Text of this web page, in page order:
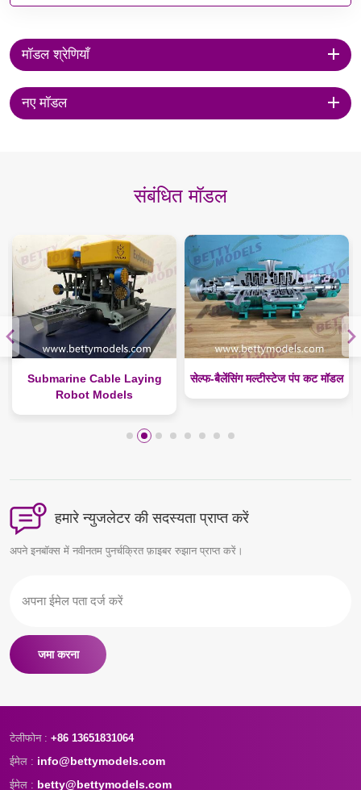
मॉडल श्रेणियाँ
नए मॉडल
संबंधित मॉडल
Submarine Cable Laying
Robot Models
सेल्फ-बैलेंसिंग मल्टीस्टेज पंप कट मॉडल
हमारे न्युजलेटर की सदस्यता प्राप्त करें
अपने इनबॉक्स में नवीनतम पुनर्चक्रित फ़ाइबर रुझान प्राप्त करें।
जमा करना
टेलीफोन : +86 13651831064
ईमेल : info@bettymodels.com
ईमेल : betty@bettymodels.com